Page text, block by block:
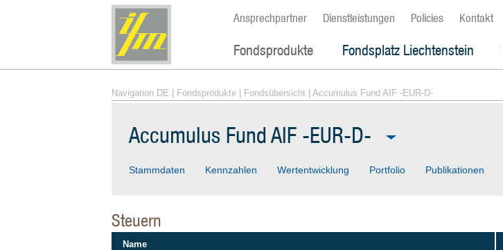
Ansprechpartner Dienstleistungen Policies Kontakt
Fondsprodukte Fondsplatz Liechtenstein
Navigation DE Fondsprodukte| Fondsübersicht| Accumulus Fund AIF -EUR-D-
Accumulus Fund AIF -EUR-D-
Stammdaten Kennzahlen Wertentwicklung Portfolio Publikationen
Steuern
Name